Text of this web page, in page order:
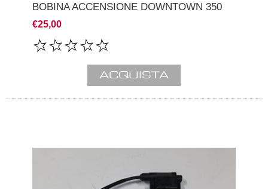
BOBINA ACCENSIONE DOWNTOWN 350
€25,00